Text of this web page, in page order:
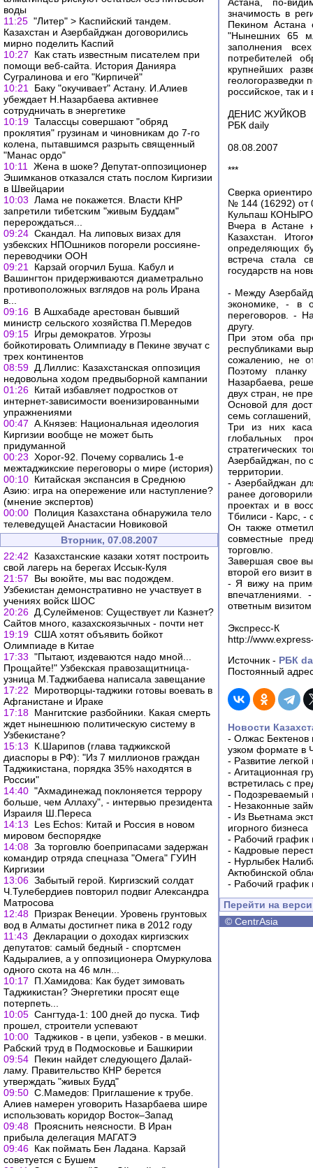
воды
11:25 "Литер" > Каспийский тандем.
Казахстан и Азербайджан договорились
мирно поделить Каспий
10:27
Как стать известным писателем при
помощи веб-сайта. История Данияра
Сугралинова и его "Кирпичей"
10:21
Баку "окучивает" Астану. И.Алиев
убеждает Н.Назарбаева активнее
сотрудничать в энергетике
10:19 Талассцы совершают "обряд
проклятия" грузинам и чиновникам до 7-го
колена, пытавшимся разрыть священный
"Манас ордо"
10:11
Жена в шоке? Депутат-оппозиционер
Эшимканов отказался стать послом Киргизии
в Швейцарии
10:03 Лама не покажется. Власти КНР
запретили тибетским "живым Буддам"
перерождаться...
09:24 Скандал. На липовых визах для
узбекских НПОшников погорели россияне-
переводчики ООН
09:21
Карзай огорчил Буша. Кабул и
Вашингтон придерживаются диаметрально
противоположных взглядов на роль Ирана
в...
09:16 В Ашхабаде арестован бывший
министр сельского хозяйства П.Мередов
09:15 Игры демократов. Угрозы
бойкотировать Олимпиаду в Пекине звучат с
трех континентов
08:59 Д.Лиллис: Казахстанская оппозиция
недовольна ходом предвыборной кампании
01:26 Китай избавляет подростков от
интернет-зависимости военизированными
упражнениями
00:47 А.Князев: Национальная идеология
Киргизии вообще не может быть
придуманной
00:23 Хорог-92. Почему сорвались 1-е
межтаджикские переговоры о мире (история)
00:10 Китайская экспансия в Среднюю
Азию: игра на опережение или наступление?
(мнение экспертов)
00:00 Полиция Казахстана обнаружила тело
телеведущей Анастасии Новиковой
Вторник, 07.08.2007
22:42
Казахстанские казаки хотят построить
свой лагерь на берегах Иссык-Куля
21:57
Вы воюйте, мы вас подождем.
Узбекистан демонстративно не участвует в
учениях войск ШОС
20:26 Д.Сулейменов: Существует ли Казнет?
Сайтов много, казахскоязычных - почти нет
19:19 США хотят объявить бойкот
Олимпиаде в Китае
17:33 "Пытают, издеваются надо мной...
Прощайте!" Узбекская правозащитница-
узница М.Таджибаева написала завещание
17:22
Миротворцы-таджики готовы воевать в
Афганистане и Ираке
17:18 Мангитские разбойники. Какая смерть
ждет нынешнюю политическую систему в
Узбекистане?
15:13
К.Шарипов (глава таджикской
диаспоры в РФ): "Из 7 миллионов граждан
Таджикистана, порядка 35% находятся в
России"
14:40 "Ахмадинежад поклоняется террору
больше, чем Аллаху", - интервью президента
Израиля Ш.Переса
14:13
Les Echos: Китай и Россия в новом
мировом беспорядке
14:08 За торговлю боеприпасами задержан
командир отряда спецназа "Омега" ГУИН
Киргизии
13:06 Забытый герой. Киргизский солдат
Ч.Тулебердиев повторил подвиг Александра
Матросова
12:48 Призрак Венеции. Уровень грунтовых
вод в Алматы достигнет пика в 2012 году
11:43
Декларации о доходах киргизских
депутатов: самый бедный - спортсмен
Кадыралиев, а у оппозиционера Омуркулова
одного скота на 46 млн...
10:17
П.Хамидова: Как будет зимовать
Таджикистан? Энергетики просят еще
потерпеть...
10:05 Сангтуда-1: 100 дней до пуска. Тиф
прошел, строители успевают
10:00 Таджиков - в цепи, узбеков - в мешки.
Рабский труд в Подмосковье и Башкирии
09:54 Пекин найдет следующего Далай-
ламу. Правительство КНР беретcя
утверждать "живых Будд"
09:50 С.Мамедов: Приглашение к трубе.
Алиев намерен уговорить Назарбаева шире
использовать коридор Восток–Запад
09:48 Прояснить неясности. В Иран
прибыла делегация МАГАТЭ
09:46 Как поймать Бен Ладана. Карзай
советуется с Бушем
значимость в
Пекином Астана
"Нынешних 65
заполнения
потребителей
крупнейших
геологоразведки
российское, так
ДЕНИС ЖУЙКОВ
РБК daily
08.08.2007
***
Сверка
№ 144 (16292) от
Кульпаш
Вчера в Астане
Казахстан.
определяющих
встреча стала
государств на
- Между
экономике, - в
переговоров. -
другу.
При этом оба
республиками
сожалению, не
Поэтому
Назарбаева,
двух стран, не
Основой для
семь
Три из них
глобальных
стратегических
Азербайджан, по
территории.
- Азербайджан
ранее
проектах и в
Тбилиси - Карс, -
Он также
совместные
торговлю.
Завершая свое
второй его визит
- Я вижу на
впечатлениями.
ответным
Экспресс-К
http://
Источник - РБК
Постоянный
Новости
- Олжас Бектенов
узком формате в
- Развитие
- Агитационная
встретилась с
- Подозреваемый
- Незаконные
- Из Вьетнама
игорного бизнеса
- Рабочий график
- Кадровые
- Нурлыбек
Актюбинской
- Рабочий график
Перейти на
© CentrAsia